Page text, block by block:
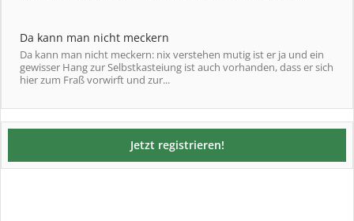
Da kann man nicht meckern
Da kann man nicht meckern: nix verstehen mutig ist er ja und ein
gewisser Hang zur Selbstkasteiung ist auch vorhanden, dass er sich
hier zum Fraß vorwirft und zur...
Jetzt registrieren!